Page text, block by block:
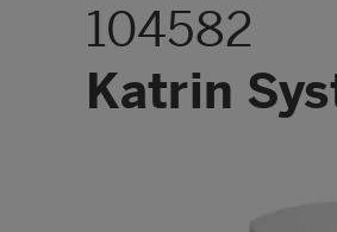
104582
Katrin